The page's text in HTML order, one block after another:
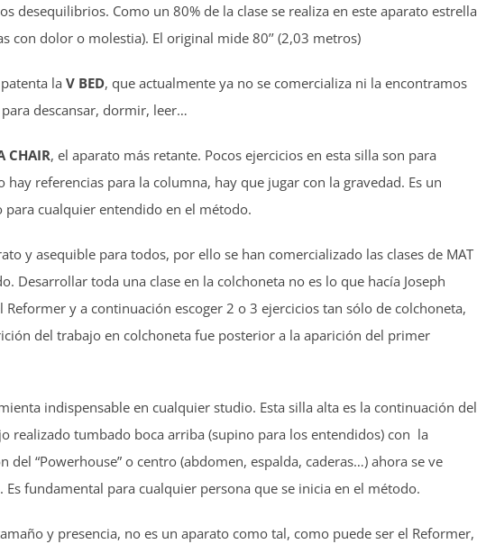
desequilibrios. Como un 80% de la clase se realiza en este aparato estrella
con dolor o molestia). El original mide 80’’ (2,03 metros)
la V BED, que actualmente ya no se comercializa ni la encontramos
descansar, dormir, leer…
CHAIR, el aparato más retante. Pocos ejercicios en esta silla son para
referencias para la columna, hay que jugar con la gravedad. Es un
cualquier entendido en el método.
y asequible para todos, por ello se han comercializado las clases de MAT
Desarrollar toda una clase en la colchoneta no es lo que hacía Joseph
Reformer y a continuación escoger 2 o 3 ejercicios tan sólo de colchoneta,
del trabajo en colchoneta fue posterior a la aparición del primer
indispensable en cualquier studio. Esta silla alta es la continuación del
realizado tumbado boca arriba (supino para los entendidos) con la
del “Powerhouse” o centro (abdomen, espalda, caderas…) ahora se ve
fundamental para cualquier persona que se inicia en el método.
y presencia, no es un aparato como tal, como puede ser el Reformer,